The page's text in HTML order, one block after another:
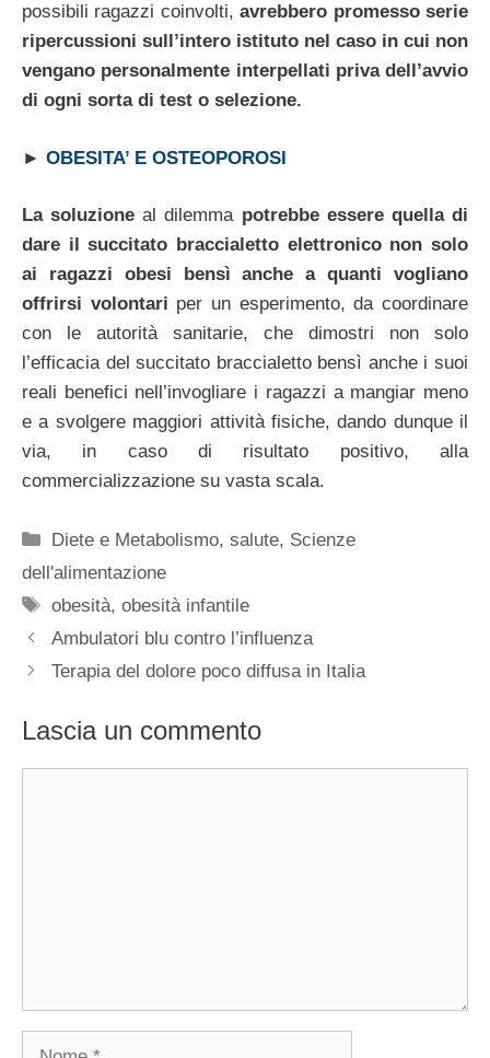
possibili ragazzi coinvolti,avrebbero promesso serie
ripercussioni sull’intero istituto nel caso in cui non
vengano personalmente interpellati priva dell’avvio
di ogni sorta di test o selezione.
► OBESITA’ E OSTEOPOROSI
La soluzione al dilemma potrebbe essere quella di
dare il succitato braccialetto elettronico non solo
ai ragazzi obesi bensì anche a quanti vogliano
offrirsi volontari per un esperimento, da coordinare
con le autorità sanitarie, che dimostri non solo
l’efficacia del succitato braccialetto bensì anche i suoi
reali benefici nell’invogliare i ragazzi a mangiar meno
e a svolgere maggiori attività fisiche, dando dunque il
via, in caso di risultato positivo, alla
commercializzazione su vasta scala.
Categorie
Diete e Metabolismo,salute, Scienze
dell'alimentazione
Tag
obesità,obesità infantile
Ambulatori blu contro l’influenza
Terapia del dolore poco diffusa in Italia
Lascia un commento
Nome